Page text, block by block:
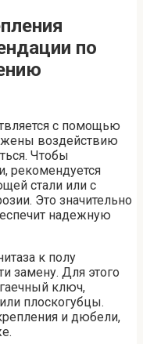
по
с помощью
воздействию
Чтобы
рекомендуется
стали или с
Это значительно
надежную
к полу
замену. Для этого
ключ,
плоскогубцы.
и дюбели,